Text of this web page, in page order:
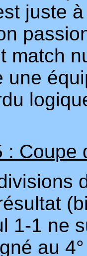
juste
match
une
: Coupe
1-1 ne
au